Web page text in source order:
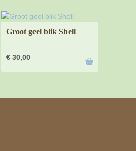
Groot geel blik Shell
€ 30,00